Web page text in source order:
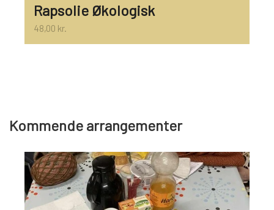
Rapsolie Økologisk
48,00 kr.
Kommende arrangementer